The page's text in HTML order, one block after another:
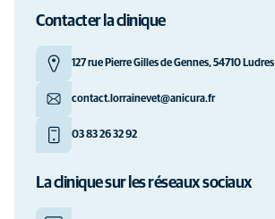
Contacter la clinique
127 rue Pierre Gilles de Gennes, 54710 Ludres
contact.lorrainevet@anicura.fr
03 83 26 32 92
La clinique sur les réseaux sociaux